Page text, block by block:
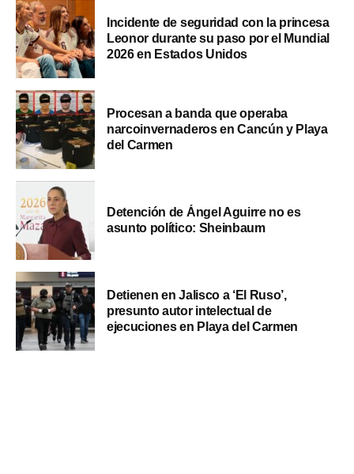
Incidente de seguridad con la princesa
Leonor durante su paso por el Mundial
2026 en Estados Unidos
Procesan a banda que operaba
narcoinvernaderos en Cancún y Playa
del Carmen
Detención de Ángel Aguirre no es
asunto político: Sheinbaum
Detienen en Jalisco a ‘El Ruso’,
presunto autor intelectual de
ejecuciones en Playa del Carmen